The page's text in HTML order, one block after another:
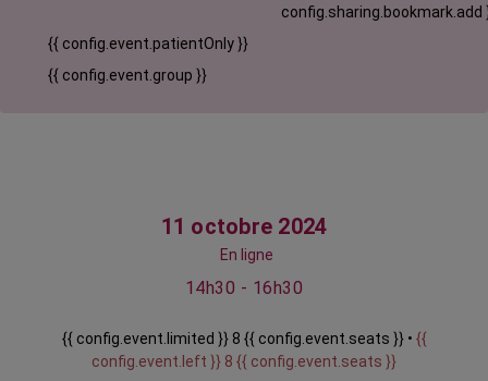
config.sharing.bookmark.add
{{ config.event.patientOnly }}
{{ config.event.group }}
11 octobre 2024
En ligne
14h30 - 16h30
{{ config.event.limited }} 8 {{ config.event.seats }} • {{
config.event.left }} 8 {{ config.event.seats }}